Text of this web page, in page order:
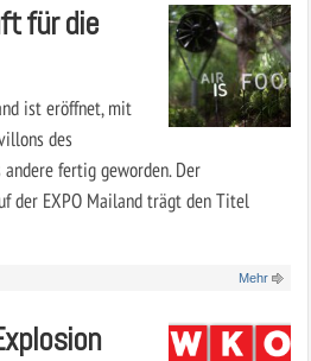
für die
ist eröffnet, mit
des
fertig geworden. Der
der EXPO Mailand trägt den Titel
Mehr